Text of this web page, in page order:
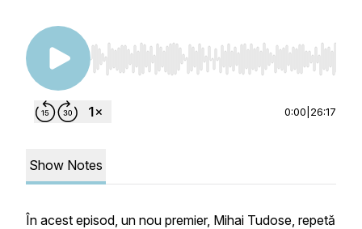
Use Left/Right to seek, Home/End to jump to
0:00 26:17
Show Notes
În acest episod, un nou premier, Mihai Tudose, repetă